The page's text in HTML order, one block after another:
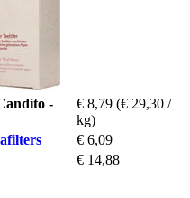
-
€ 8,79 (€ 29,30 /
kg)
€ 6,09
€ 14,88